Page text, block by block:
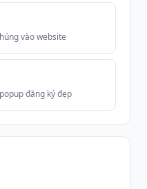
vào website
đăng ký đẹp